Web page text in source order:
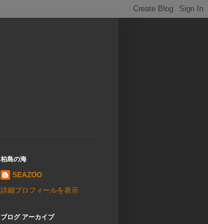
柏島の海
SEAZOO
詳細プロフィールを表示
ブログ アーカイブ